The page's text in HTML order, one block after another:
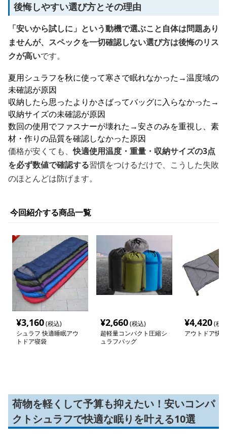
後悔しやすい選び方とその理由
「安いから試しに」という動機で選ぶこと自体は問題あり
ませんが、スペックを一切確認しない選び方は後悔のリス
クが高いです。
夏用シュラフを秋に使って寒さで眠れなかった→温度域の
未確認が原因
収納したら思ったよりかさばってバッグに入らなかった→
収納サイズの未確認が原因
数回の使用でファスナーが壊れた→安さのみを重視し、素
材・作りの品質を確認しなかった原因
価格が安くても、快適使用温度・重量・収納サイズの3点
を必ず数値で確認する習慣をつけるだけで、こうした失敗
のほとんどは防げます。
今回紹介する商品一覧
¥3,160(税込)
シュラフ 快適睡眠アウ
トドア寝袋
¥2,660(税込)
超軽量コンパクト圧縮シ
ュラフバッグ
¥4,420(税
アウトドア快
荷物を軽くして予算も抑えたい！安いコンパ
クトシュラフで快適な眠りを叶える10選